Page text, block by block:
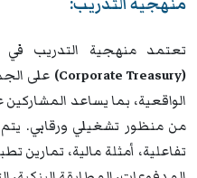
تعتمد منهجية التدريب
(Corporate Treasury)
على
الواقعية، بما يساعد
من منظور تشغيلي ورقابي.
تفاعلية، أمثلة مالية، تمارين